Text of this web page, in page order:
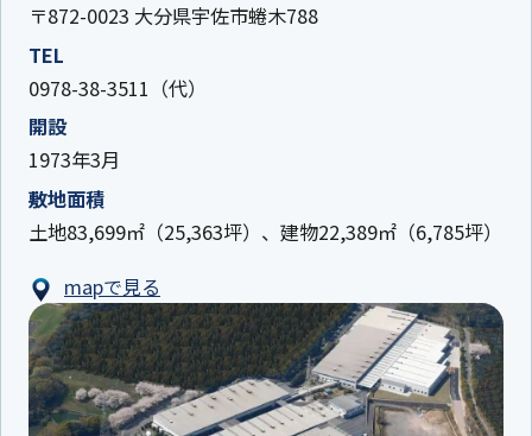
〒872-0023 大分県宇佐市蜷木788
TEL
0978-38-3511（代）
開設
1973年3月
敷地面積
土地83,699㎡（25,363坪）、建物22,389㎡（6,785坪）
mapで見る